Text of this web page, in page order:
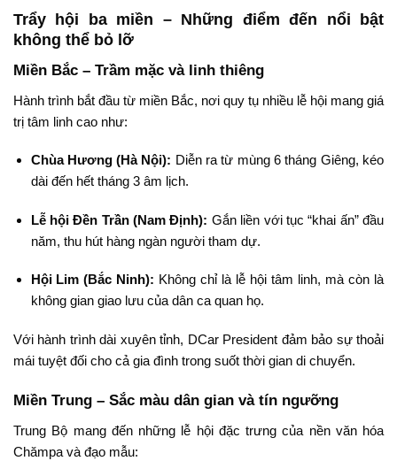
Trẩy hội ba miền – Những điểm đến nổi bật
không thể bỏ lỡ
Miền Bắc – Trầm mặc và linh thiêng
Hành trình bắt đầu từ miền Bắc, nơi quy tụ nhiều lễ hội mang giá
trị tâm linh cao như:
Chùa Hương (Hà Nội): Diễn ra từ mùng 6 tháng Giêng, kéo
dài đến hết tháng 3 âm lịch.
Lễ hội Đền Trần (Nam Định): Gắn liền với tục “khai ấn” đầu
năm, thu hút hàng ngàn người tham dự.
Hội Lim (Bắc Ninh): Không chỉ là lễ hội tâm linh, mà còn là
không gian giao lưu của dân ca quan họ.
Với hành trình dài xuyên tỉnh, DCar President đảm bảo sự thoải
mái tuyệt đối cho cả gia đình trong suốt thời gian di chuyển.
Miền Trung – Sắc màu dân gian và tín ngưỡng
Trung Bộ mang đến những lễ hội đặc trưng của nền văn hóa
Chămpa và đạo mẫu: